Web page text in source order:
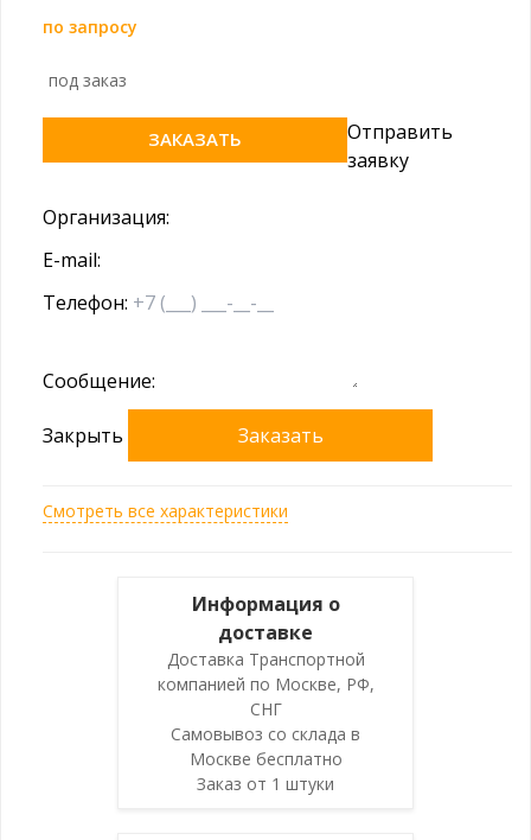
по запросу
под заказ
ЗАКАЗАТЬ
Отправить
заявку
Организация:
E-mail:
Телефон:
Сообщение:
Закрыть Заказать
Смотреть все характеристики
Информация о
доставке
Доставка Транспортной
компанией по Москве, РФ,
СНГ
Самовывоз со склада в
Москве бесплатно
Заказ от 1 штуки